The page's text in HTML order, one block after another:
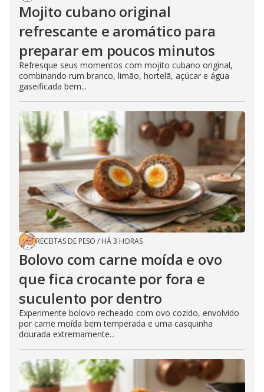
Mojito cubano original
refrescante e aromático para
preparar em poucos minutos
Refresque seus momentos com mojito cubano original,
combinando rum branco, limão, hortelã, açúcar e água
gaseificada bem...
RECEITAS DE PESO / HÁ 3 HORAS
Bolovo com carne moída e ovo
que fica crocante por fora e
suculento por dentro
Experimente bolovo recheado com ovo cozido, envolvido
por carne moída bem temperada e uma casquinha
dourada extremamente...